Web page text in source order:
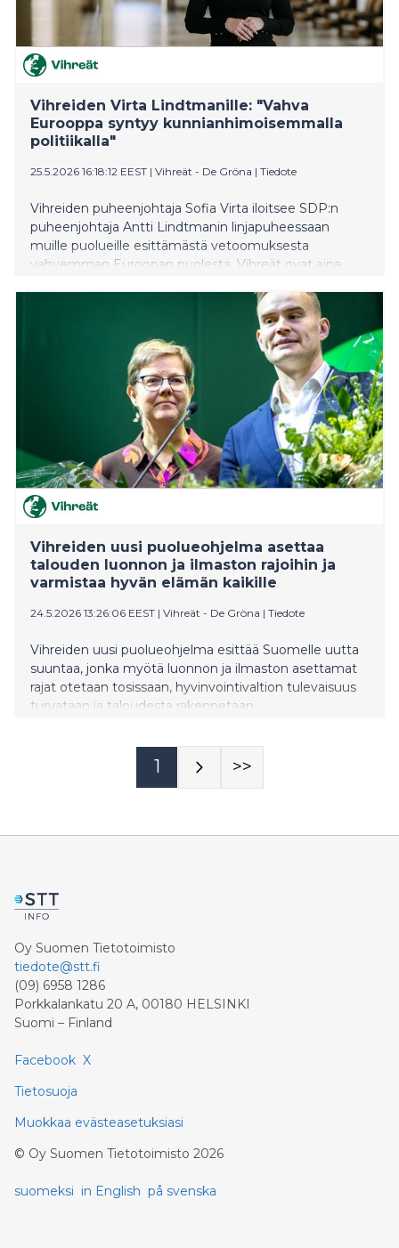
Vihreiden Virta Lindtmanille: "Vahva
Eurooppa syntyy kunnianhimoisemmalla
politiikalla"
25.5.2026 16:18:12 EEST | Vihreät - De Gröna | Tiedote
Vihreiden puheenjohtaja Sofia Virta iloitsee SDP:n
puheenjohtaja Antti Lindtmanin linjapuheessaan
muille puolueille esittämästä vetoomuksesta
vahvemman Euroopan puolesta. Vihreät ovat aina
muistuttaa, että yhtenäinen Eurooppa on mahdollinen
vain, jos se rakentuu kunnianhimoisen ilmasto- ja
luontopolitiikan, ihmisoikeusperustaisen ulkopolitiikan
ja globaalin vastuunkannon varaan.
Vihreiden uusi puolueohjelma asettaa
talouden luonnon ja ilmaston rajoihin ja
varmistaa hyvän elämän kaikille
24.5.2026 13:26:06 EEST | Vihreät - De Gröna | Tiedote
Vihreiden uusi puolueohjelma esittää Suomelle uutta
suuntaa, jonka myötä luonnon ja ilmaston asettamat
rajat otetaan tosissaan, hyvinvointivaltion tulevaisuus
turvataan ja taloudesta rakennetaan
puheenjohtajina toimivat kansanedustajat Atte
Harjanne ja Krista Mikkonen. Vihreät hyväksyi
1 >>
Oy Suomen Tietotoimisto
tiedote@stt.fi
(09) 6958 1286
Porkkalankatu 20 A, 00180 HELSINKI
Suomi – Finland
Facebook X
Tietosuoja
Muokkaa evästeasetuksiasi
© Oy Suomen Tietotoimisto 2026
suomeksi in English på svenska